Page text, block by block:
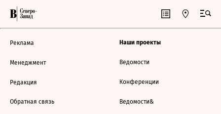
Реклама
Менеджмент
Редакция
Обратная связь
Наши проекты
Ведомости
Конференции
Ведомости&